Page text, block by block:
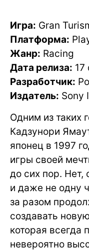
Игра: Gran
Платформа:
Жанр: Racing
Дата релиза: 17
Разработчик:
Издатель: Sony
Одним из таких
Кадзунори
японец в 1997
игры своей
до сих пор. Нет,
и даже не одну
за разом
создавать
которая всегда
невероятно